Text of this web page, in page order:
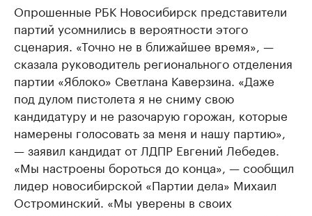
Опрошенные РБК Новосибирск представители
партий усомнились в вероятности этого
сценария. «Точно не в ближайшее время», —
сказала руководитель регионального отделения
партии «Яблоко» Светлана Каверзина. «Даже
под дулом пистолета я не сниму свою
кандидатуру и не разочарую горожан, которые
намерены голосовать за меня и нашу партию»,
— заявил кандидат от ЛДПР Евгений Лебедев.
«Мы настроены бороться до конца», — сообщил
лидер новосибирской «Партии дела» Михаил
Остроминский. «Мы уверены в своих